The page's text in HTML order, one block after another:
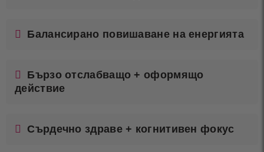
Балансирано повишаване на енергията
Бързо отслабващо + оформящо
действие
Сърдечно здраве + когнитивен фокус